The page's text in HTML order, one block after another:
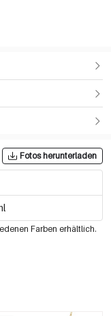
Fotos herunterladen
Farben erhältlich.